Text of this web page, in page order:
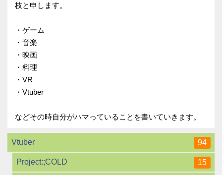
枝と申します。
・ゲーム
・音楽
・映画
・料理
・VR
・Vtuber
などその時自分がハマっていることを書いていきます。
Vtuber 94
Project:;COLD 15